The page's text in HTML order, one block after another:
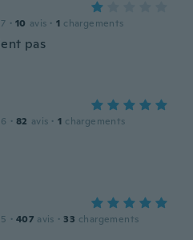
· 10 avis · 1 chargements
pas
· 82 avis · 1 chargements
· 407 avis · 33 chargements